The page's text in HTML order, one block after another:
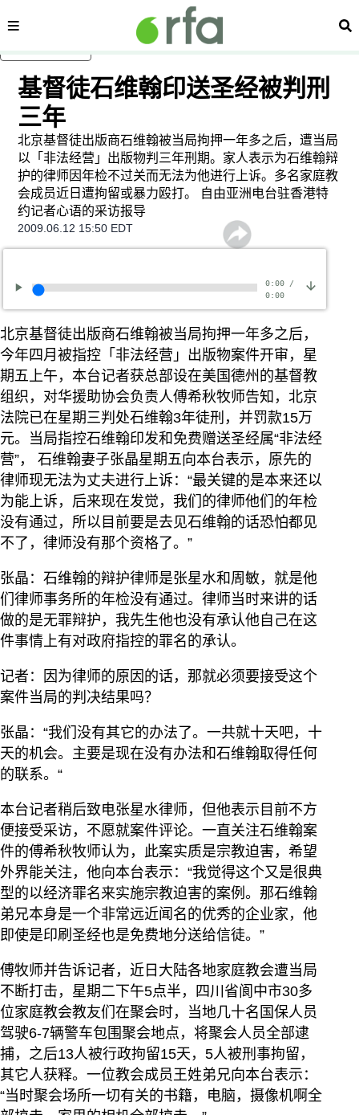
内容分类 搜
基督徒石维翰印送圣经被判刑
三年
北京基督徒出版商石维翰被当局拘押一年多之后，遭当局
以「非法经营」出版物判三年刑期。家人表示为石维翰辩
护的律师因年检不过关而无法为他进行上诉。多名家庭教
会成员近日遭拘留或暴力殴打。 自由亚洲电台驻香港特
约记者心语的采访报导
2009.06.12 15:50 EDT
0:00/
0:00
北京基督徒出版商石维翰被当局拘押一年多之后，
今年四月被指控「非法经营」出版物案件开审，星
期五上午，本台记者获总部设在美国德州的基督教
组织，对华援助协会负责人傅希秋牧师告知，北京
法院已在星期三判处石维翰3年徒刑，并罚款15万
元。当局指控石维翰印发和免费赠送圣经属“非法经
营”， 石维翰妻子张晶星期五向本台表示，原先的
律师现无法为丈夫进行上诉：“最关键的是本来还以
为能上诉，后来现在发觉，我们的律师他们的年检
没有通过，所以目前要是去见石维翰的话恐怕都见
不了，律师没有那个资格了。”
张晶：石维翰的辩护律师是张星水和周敏，就是他
们律师事务所的年检没有通过。律师当时来讲的话
做的是无罪辩护，我先生他也没有承认他自己在这
件事情上有对政府指控的罪名的承认。
记者：因为律师的原因的话，那就必须要接受这个
案件当局的判决结果吗？
张晶：“我们没有其它的办法了。一共就十天吧，十
天的机会。主要是现在没有办法和石维翰取得任何
的联系。“
本台记者稍后致电张星水律师，但他表示目前不方
便接受采访，不愿就案件评论。一直关注石维翰案
件的傅希秋牧师认为，此案实质是宗教迫害，希望
外界能关注，他向本台表示：“我觉得这个又是很典
型的以经济罪名来实施宗教迫害的案例。那石维翰
弟兄本身是一个非常远近闻名的优秀的企业家，他
即使是印刷圣经也是免费地分送给信徒。”
傅牧师并告诉记者，近日大陆各地家庭教会遭当局
不断打击，星期二下午5点半，四川省阆中市30多
位家庭教会教友们在聚会时，当地几十名国保人员
驾驶6-7辆警车包围聚会地点，将聚会人员全部逮
捕，之后13人被行政拘留15天，5人被刑事拘留，
其它人获释。一位教会成员王姓弟兄向本台表示：
“当时聚会场所一切有关的书籍，电脑，摄像机啊全